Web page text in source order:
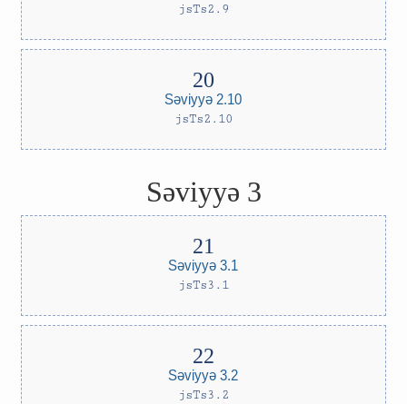
jsTs2.9
Səviyyə 2.10
jsTs2.10
Səviyyə 3
Səviyyə 3.1
jsTs3.1
Səviyyə 3.2
jsTs3.2